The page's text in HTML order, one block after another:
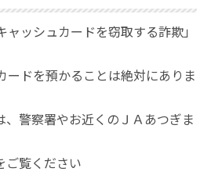
ッシュカードを窃取する詐欺」
ードを預かることは絶対にありま
警察署やお近くのＪＡあつぎま
ご覧ください